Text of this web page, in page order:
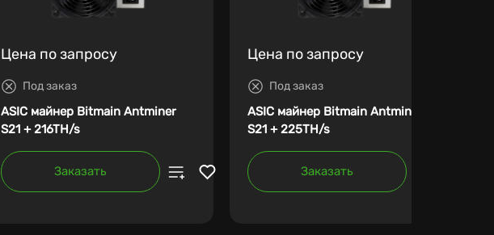
Цена по запросу
Под заказ
ASIC майнер Bitmain Antminer
S21 + 216TH/s
Заказать
Цена по запросу
Под заказ
ASIC майнер Bitmain Antminer
S21 + 225TH/s
Заказать